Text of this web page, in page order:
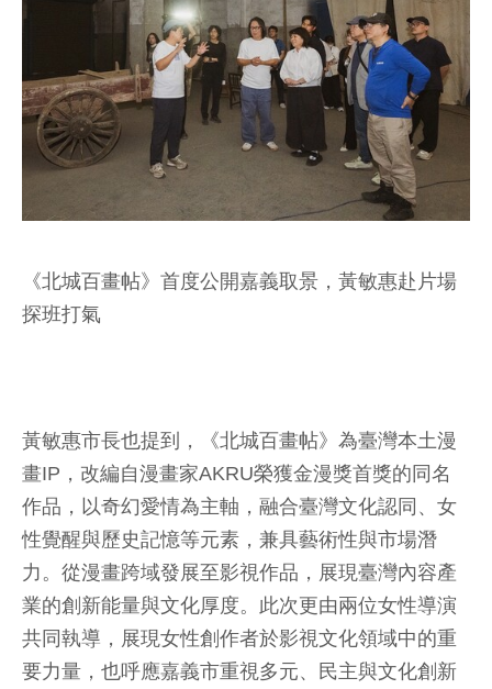
《北城百畫帖》首度公開嘉義取景，黃敏惠赴片場
探班打氣
黃敏惠市長也提到，《北城百畫帖》為臺灣本土漫
畫IP，改編自漫畫家AKRU榮獲金漫獎首獎的同名
作品，以奇幻愛情為主軸，融合臺灣文化認同、女
性覺醒與歷史記憶等元素，兼具藝術性與市場潛
力。從漫畫跨域發展至影視作品，展現臺灣內容產
業的創新能量與文化厚度。此次更由兩位女性導演
共同執導，展現女性創作者於影視文化領域中的重
要力量，也呼應嘉義市重視多元、民主與文化創新